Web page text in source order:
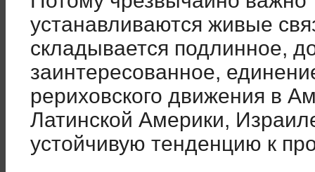
устанавливаются живые
складывается подлинное,
заинтересованное,
рериховского движения в
Латинской Америки,
устойчивую тенденцию к